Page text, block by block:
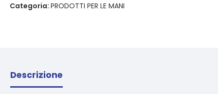
Categoria: PRODOTTI PER LE MANI
Descrizione